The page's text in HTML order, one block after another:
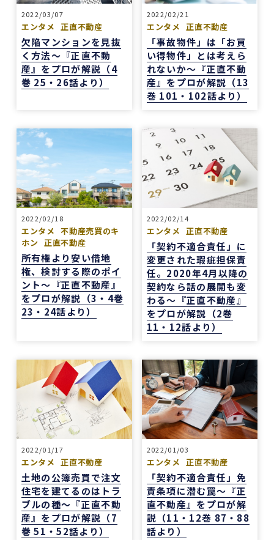
2022/03/07
エンタメ 正直不動産
欠陥マンションを見抜
く方法～『正直不動
産』をプロが解説（4
巻 25・26話より）
2022/02/21
エンタメ 正直不動産
「事故物件」は「お買
い得物件」とは考えら
れないか～『正直不動
産』をプロが解説（13
巻 101・102話より）
2022/02/18
エンタメ
不動産売買のキ
ホン 正直不動産
所有権より安い借地
権、検討する際のポイ
ント～『正直不動産』
をプロが解説（3・4巻
23・24話より）
2022/02/14
エンタメ 正直不動産
「契約不適合責任」に
変更された瑕疵担保責
任。2020年4月以降の
契約なら話の展開も変
わる～『正直不動産』
をプロが解説（2巻
11・12話より）
2022/01/17
エンタメ 正直不動産
土地の公簿売買で注文
住宅を建てるのはトラ
ブルの種～『正直不動
産』をプロが解説（7
巻 51・52話より）
2022/01/03
エンタメ 正直不動産
「契約不適合責任」免
責条項に潜む罠～『正
直不動産』をプロが解
説（11・12巻 87・88
話より）